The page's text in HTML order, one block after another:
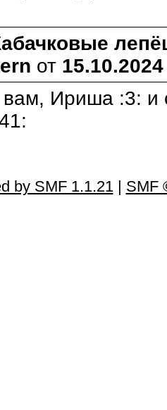
от
Ириша :3: и
by SMF 1.1.21| SMF